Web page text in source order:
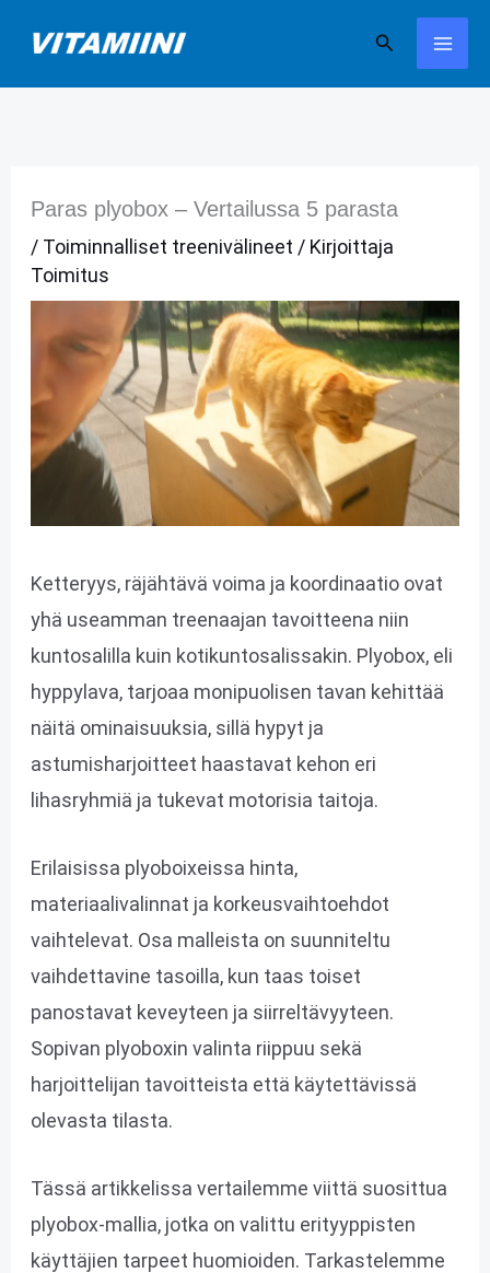
sisältöön
Hae
Paras plyobox – Vertailussa 5 parasta
/ Toiminnalliset treenivälineet / Kirjoittaja
Toimitus
Ketteryys, räjähtävä voima ja koordinaatio ovat
yhä useamman treenaajan tavoitteena niin
kuntosalilla kuin kotikuntosalissakin. Plyobox, eli
hyppylava, tarjoaa monipuolisen tavan kehittää
näitä ominaisuuksia, sillä hypyt ja
astumisharjoitteet haastavat kehon eri
lihasryhmiä ja tukevat motorisia taitoja.
Erilaisissa plyoboixeissa hinta,
materiaalivalinnat ja korkeusvaihtoehdot
vaihtelevat. Osa malleista on suunniteltu
vaihdettavine tasoilla, kun taas toiset
panostavat keveyteen ja siirreltävyyteen.
Sopivan plyoboxin valinta riippuu sekä
harjoittelijan tavoitteista että käytettävissä
olevasta tilasta.
Tässä artikkelissa vertailemme viittä suosittua
plyobox-mallia, jotka on valittu erityyppisten
käyttäjien tarpeet huomioiden. Tarkastelemme